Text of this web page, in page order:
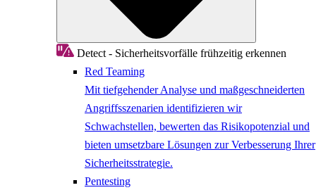
Detect - Sicherheitsvorfälle frühzeitig erkennen
Red Teaming
Mit tiefgehender Analyse und maßgeschneiderten
Angriffsszenarien identifizieren wir
Schwachstellen, bewerten das Risikopotenzial und
bieten umsetzbare Lösungen zur Verbesserung Ihrer
Sicherheitsstrategie.
Pentesting